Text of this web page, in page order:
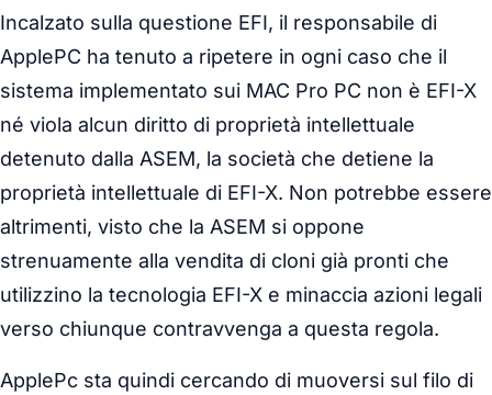
Incalzato sulla questione EFI, il responsabile di
ApplePC ha tenuto a ripetere in ogni caso che il
sistema implementato sui MAC Pro PC non è EFI-X
né viola alcun diritto di proprietà intellettuale
detenuto dalla ASEM, la società che detiene la
proprietà intellettuale di EFI-X. Non potrebbe essere
altrimenti, visto che la ASEM si oppone
strenuamente alla vendita di cloni già pronti che
utilizzino la tecnologia EFI-X e minaccia azioni legali
verso chiunque contravvenga a questa regola.
ApplePc sta quindi cercando di muoversi sul filo di